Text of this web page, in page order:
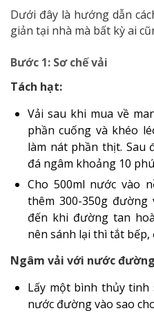
Dưới đây là hướng dẫn
giản tại nhà mà bất kỳ ai
Bước 1: Sơ chế vải
Tách hạt:
Vải sau khi mua về
phần cuống và khéo
làm nát phần thịt. Sau
đá ngâm khoảng 10
Cho 500ml nước vào
thêm 300-350g
đến khi đường tan
nên sánh lại thì tắt bếp,
Ngâm vải với nước
Lấy một bình thủy tinh
nước đường vào sao